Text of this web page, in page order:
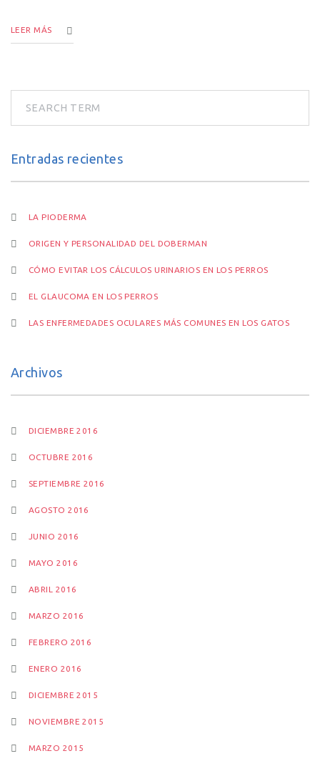
LEER MÁS
Entradas recientes
LA PIODERMA
ORIGEN Y PERSONALIDAD DEL DOBERMAN
CÓMO EVITAR LOS CÁLCULOS URINARIOS EN LOS PERROS
EL GLAUCOMA EN LOS PERROS
LAS ENFERMEDADES OCULARES MÁS COMUNES EN LOS GATOS
Archivos
DICIEMBRE 2016
OCTUBRE 2016
SEPTIEMBRE 2016
AGOSTO 2016
JUNIO 2016
MAYO 2016
ABRIL 2016
MARZO 2016
FEBRERO 2016
ENERO 2016
DICIEMBRE 2015
NOVIEMBRE 2015
MARZO 2015